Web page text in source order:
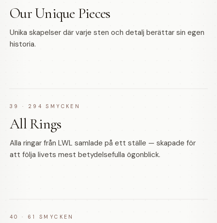
Our Unique Pieces
Unika skapelser där varje sten och detalj berättar sin egen
historia.
39 · 294 SMYCKEN
All Rings
Alla ringar från LWL samlade på ett ställe — skapade för
att följa livets mest betydelsefulla ögonblick.
40 · 61 SMYCKEN